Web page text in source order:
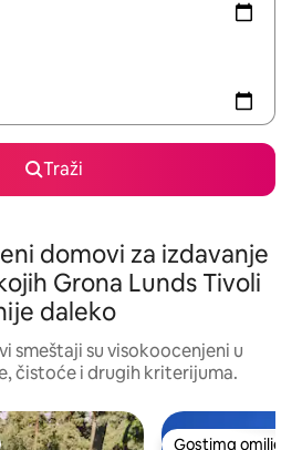
Traži
domovi za izdavanje
Grona Lunds Tivoli
daleko
smeštaji su visokoocenjeni u
čistoće i drugih kriterijuma.
Gostima omiljeno